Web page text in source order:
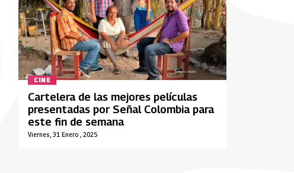
CINE
Viernes, 31 Enero , 2025
Cartelera de las mejores películas
presentadas por Señal Colombia para
este fin de semana